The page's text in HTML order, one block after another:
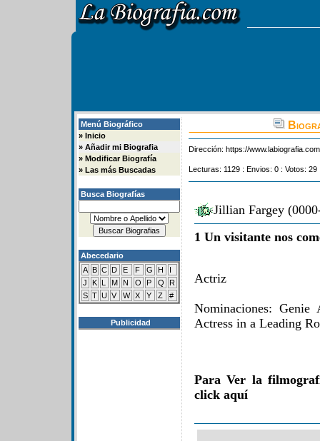
Menú Biográfico
» Inicio
» Añadir mi Biografia
» Modificar Biografía
» Las más Buscadas
Busca Biografías
Abecedario
A B C D E F G H
I
J
K L M N O P Q
R
S T U V W X Y Z #
Publicidad
Dirección: https://
Lecturas: 1129 : Envios: 0 : Votos:
Jillian Fargey
1 Un visitante nos
Actriz
Nominaciones:
Actress in a Leading
Para Ver la
click aquí